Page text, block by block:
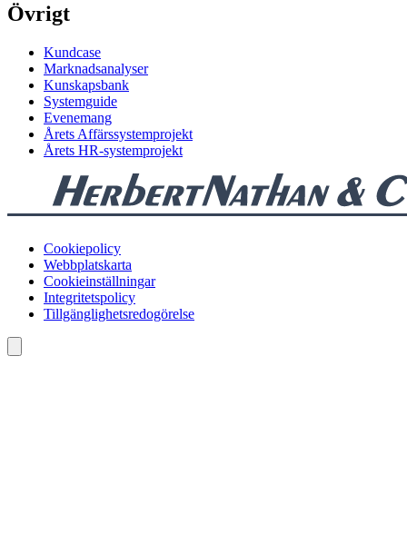
Övrigt
Kundcase
Marknadsanalyser
Kunskapsbank
Systemguide
Evenemang
Årets Affärssystemprojekt
Årets HR-systemprojekt
Cookiepolicy
Webbplatskarta
Cookieinställningar
Integritetspolicy
Tillgänglighetsredogörelse